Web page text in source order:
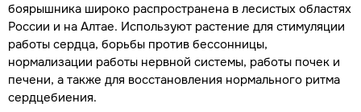
боярышника широко распространена в лесистых областях
России и на Алтае. Используют растение для стимуляции
работы сердца, борьбы против бессонницы,
нормализации работы нервной системы, работы почек и
печени, а также для восстановления нормального ритма
сердцебиения.